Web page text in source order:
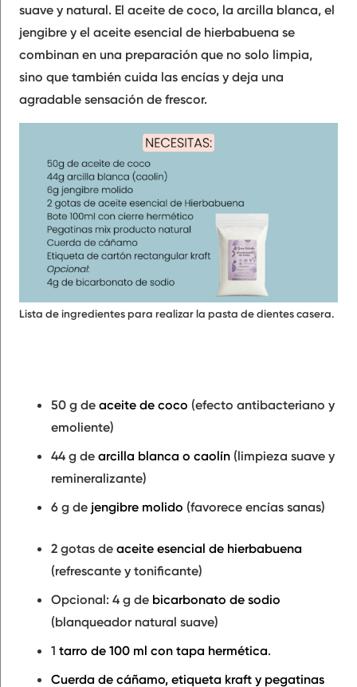
suave y natural. El aceite de coco, la arcilla blanca, el
jengibre y el aceite esencial de hierbabuena se
combinan en una preparación que no solo limpia,
sino que también cuida las encías y deja una
agradable sensación de frescor.
Lista de ingredientes para realizar la pasta de dientes casera.
50 g de aceite de coco (efecto antibacteriano y
emoliente)
44 g de arcilla blanca o caolín (limpieza suave y
remineralizante)
6 g de jengibre molido (favorece encías sanas)
2 gotas de aceite esencial de hierbabuena
(refrescante y tonificante)
Opcional: 4 g de bicarbonato de sodio
(blanqueador natural suave)
1 tarro de 100 ml con tapa hermética.
Cuerda de cáñamo, etiqueta kraft y pegatinas